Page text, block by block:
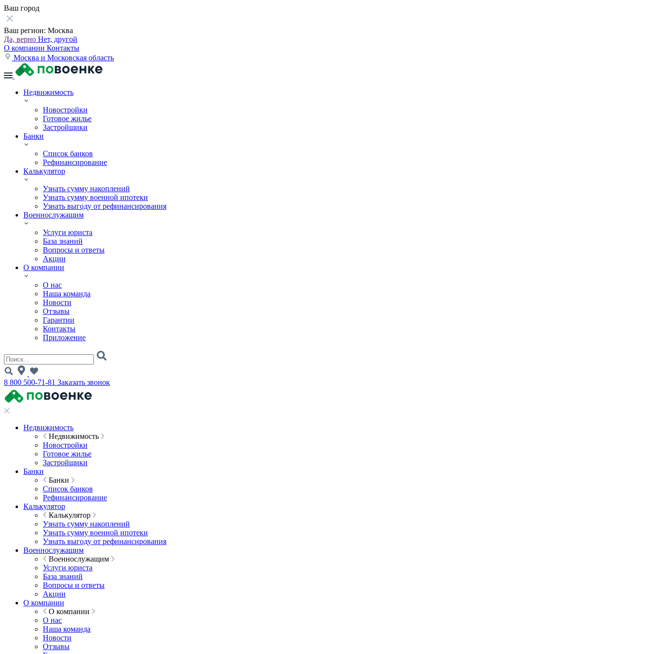
Ваш город
Ваш регион: Москва
Да, верно Нет, другой
О компании Контакты
Москва и Московская область
Недвижимость
Новостройки
Готовое жилье
Застройщики
Банки
Список банков
Рефинансирование
Калькулятор
Узнать сумму накоплений
Узнать сумму военной ипотеки
Узнать выгоду от рефинансирования
Военнослужащим
Услуги юриста
База знаний
Вопросы и ответы
Акции
О компании
О нас
Наша команда
Новости
Отзывы
Гарантии
Контакты
Приложение
8 800 500-71-81 Заказать звонок
Недвижимость
Недвижимость
Новостройки
Готовое жилье
Застройщики
Банки
Банки
Список банков
Рефинансирование
Калькулятор
Калькулятор
Узнать сумму накоплений
Узнать сумму военной ипотеки
Узнать выгоду от рефинансирования
Военнослужащим
Военнослужащим
Услуги юриста
База знаний
Вопросы и ответы
Акции
О компании
О компании
О нас
Наша команда
Новости
Отзывы